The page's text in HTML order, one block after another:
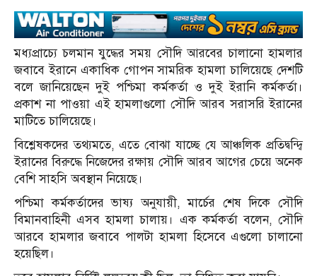
মধ্যপ্রাচ্যে চলমান যুদ্ধের সময় সৌদি আরবের চালানো হামলার
জবাবে ইরানে একাধিক গোপন সামরিক হামলা চালিয়েছে দেশটি
বলে জানিয়েছেন দুই পশ্চিমা কর্মকর্তা ও দুই ইরানি কর্মকর্তা।
প্রকাশ না পাওয়া এই হামলাগুলো সৌদি আরব সরাসরি ইরানের
মাটিতে চালিয়েছে।
বিশ্লেষকদের তথ্যমতে, এতে বোঝা যাচ্ছে যে আঞ্চলিক প্রতিদ্বন্দ্বি
ইরানের বিরুদ্ধে নিজেদের রক্ষায় সৌদি আরব আগের চেয়ে অনেক
বেশি সাহসি অবস্থান নিয়েছে।
পশ্চিমা কর্মকর্তাদের ভাষ্য অনুযায়ী, মার্চের শেষ দিকে সৌদি
বিমানবাহিনী এসব হামলা চালায়। এক কর্মকর্তা বলেন, সৌদি
আরবে হামলার জবাবে পালটা হামলা হিসেবে এগুলো চালানো
হয়েছিল।